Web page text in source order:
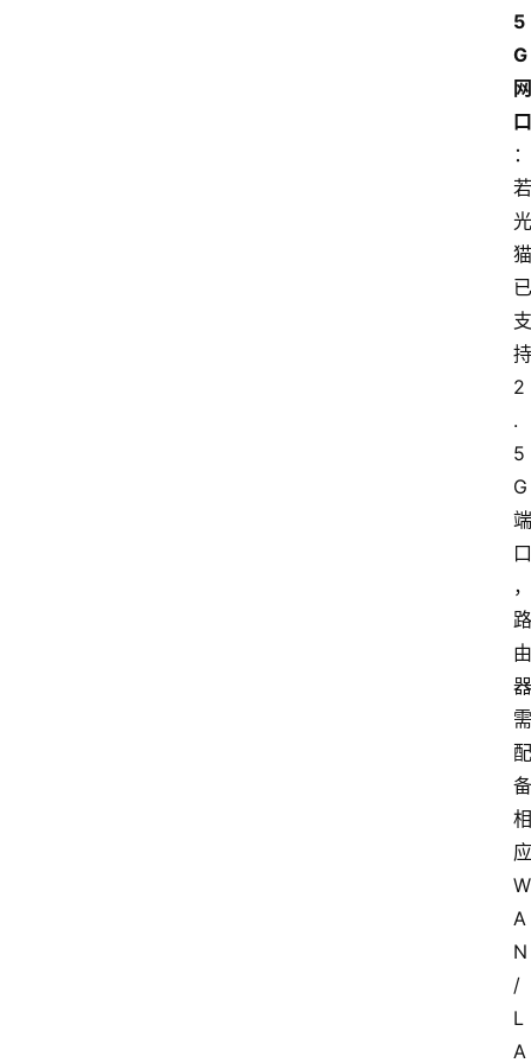
5
G
网
口
：
若
光
猫
已
支
持
2
.
5
G
端
口
，
路
由
器
需
配
备
相
应
W
A
N
/
L
A